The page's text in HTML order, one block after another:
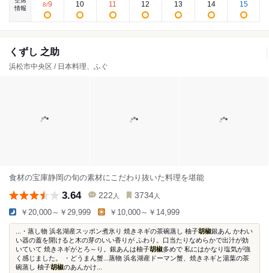
情報
8/9 10 11 12 13 14 15
くずし 之助
浜松市中央区 / 日本料理、ふぐ
食材の宝庫静岡の旬の素材にこだわり抜いた料理を堪能
3.64 222 人 3734 人
￥20,000～￥29,999 ￥10,000～￥14,999
...・蒸し物 浜名湖産スッポン煮氷り 焼きネギの茶碗蒸し 柚子胡椒銀あん かわい
い器の蓋を開けると木の芽のいい香りが ふわり。口当たりなめらかで出汁が効
いていて 焼きネギがとろ～り。銀あんは柚子胡椒多めで 私にはかなり塩気が強
く感じました。 ・どうまん蟹...蒸物 浜名湖産ドーマン蟹、焼きネギと湯葉の茶
碗蒸し 柚子胡椒のあんかけ...